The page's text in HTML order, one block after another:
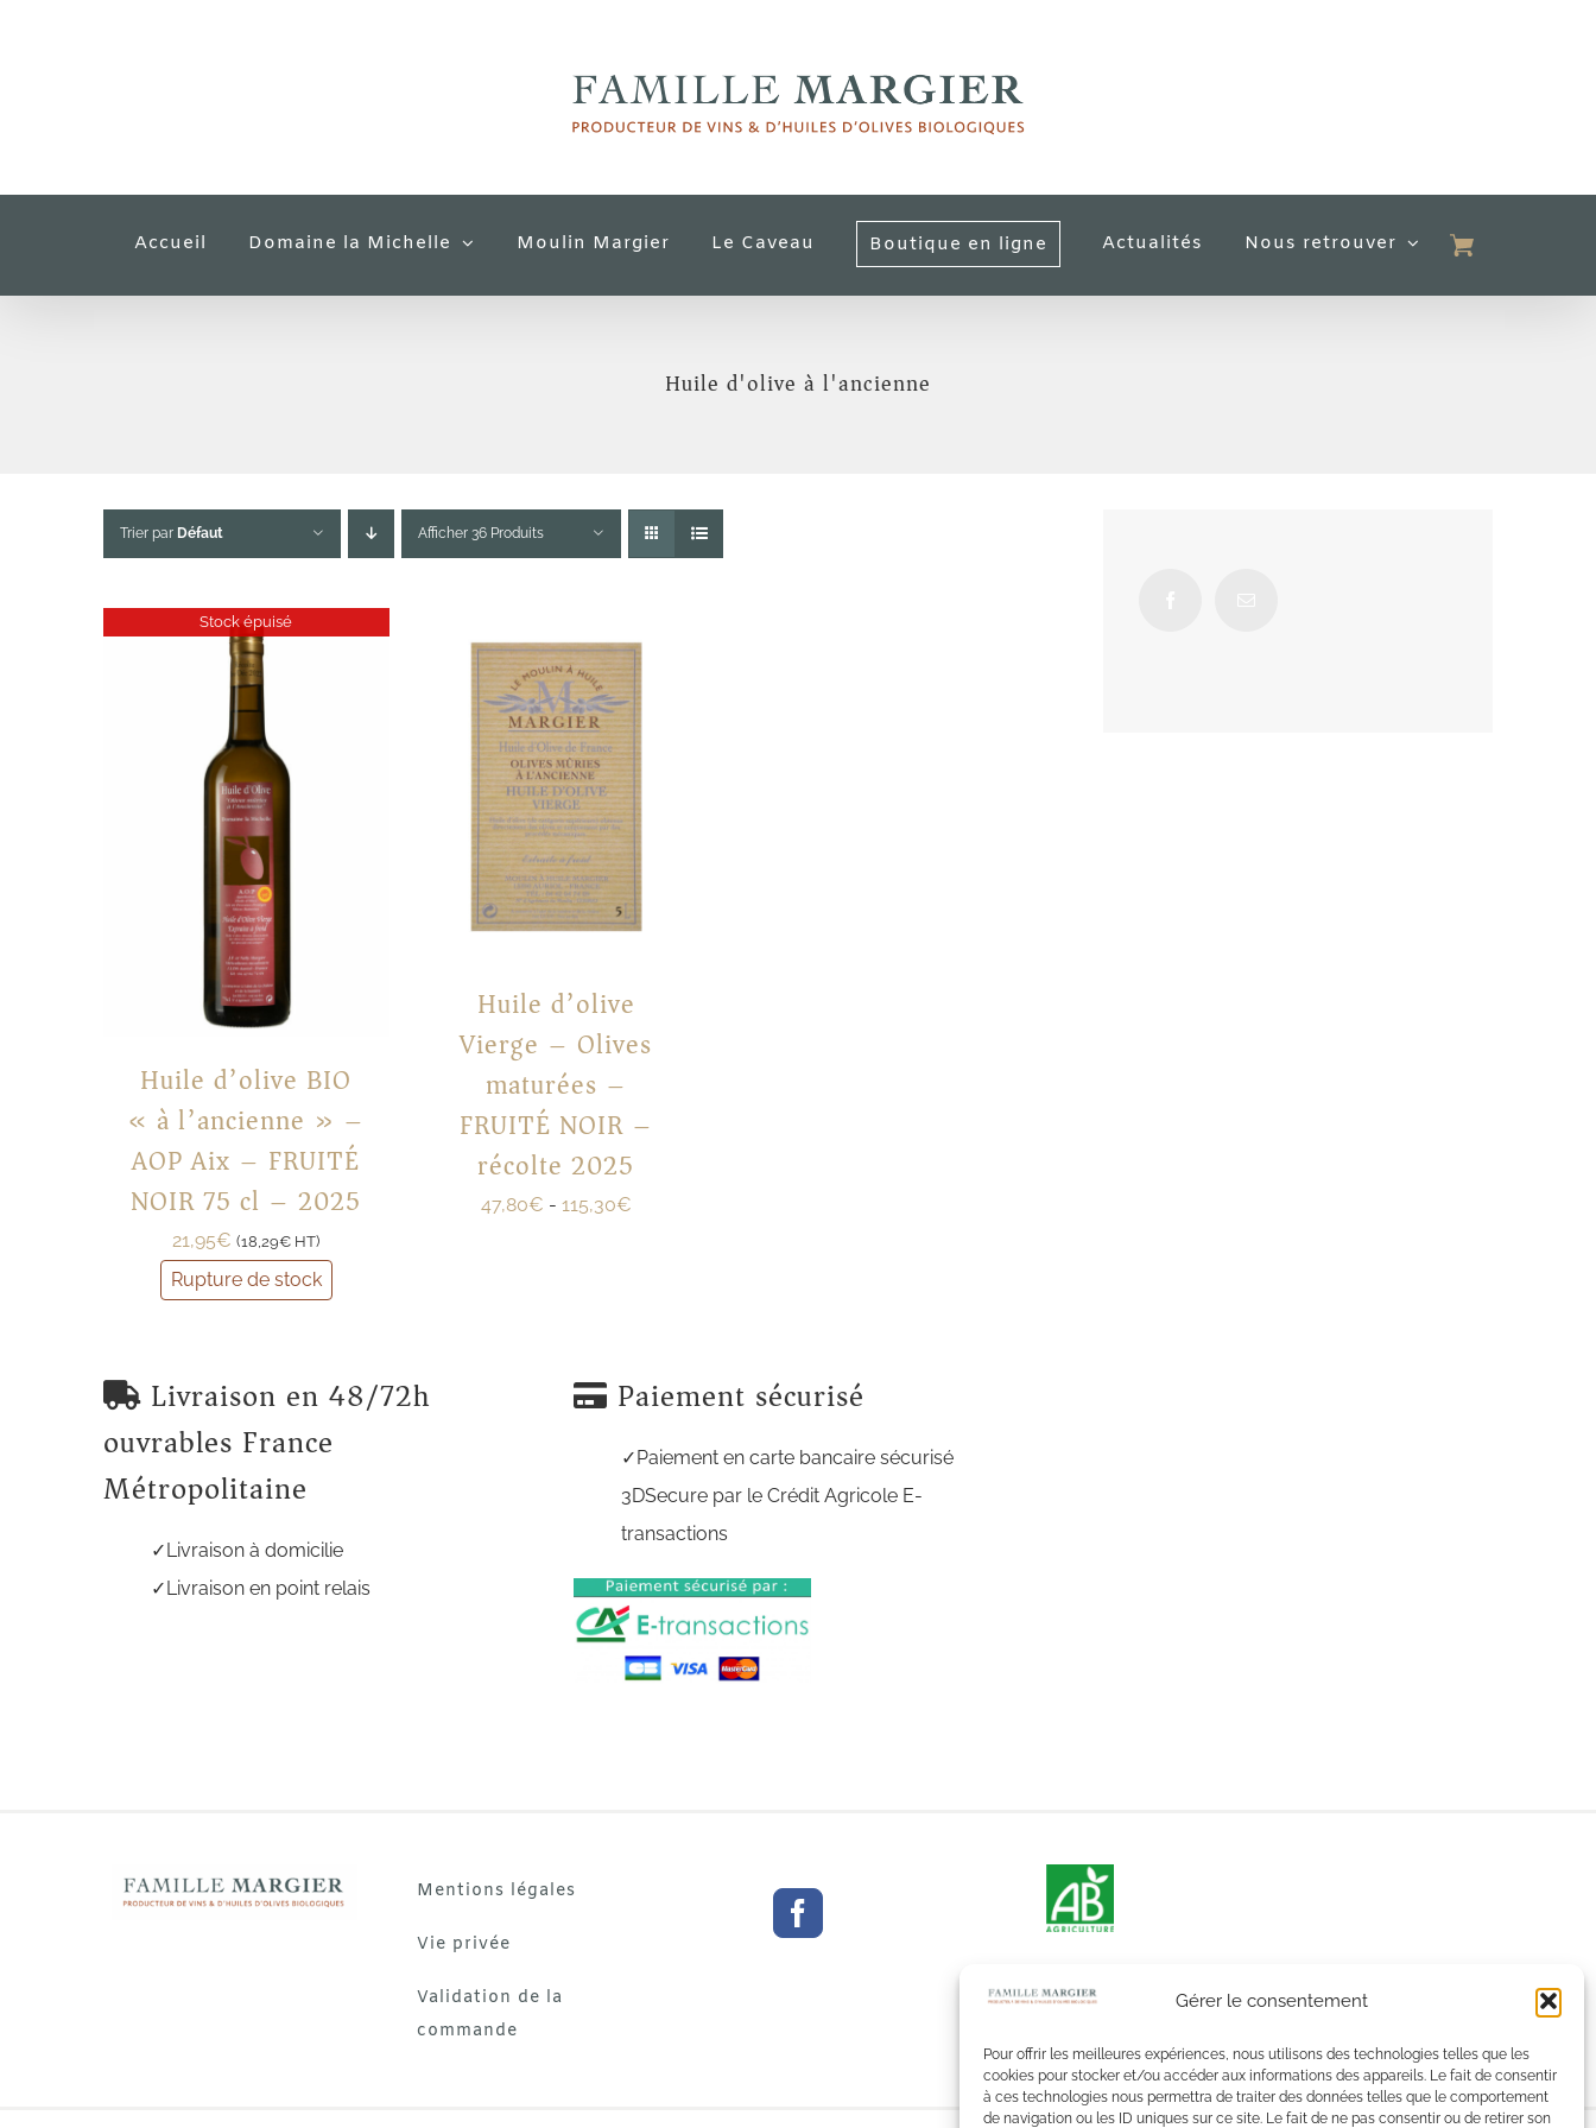
Gérer le consentement
Pour offrir les meilleures expériences, nous utilisons des technologies telles que les
cookies pour stocker et/ou accéder aux informations des appareils. Le fait de consentir
à ces technologies nous permettra de traiter des données telles que le comportement
de navigation ou les ID uniques sur ce site. Le fait de ne pas consentir ou de retirer son
Accueil Domaine la Michelle Moulin Margier Le Caveau Boutique en ligne Actualités Nous retrouver
Huile d'olive à l'ancienne
Trier par Défaut Afficher 36 Produits
Stock épuisé
Huile d’olive BIO
« à l’ancienne » –
AOP Aix – FRUITÉ
NOIR 75 cl – 2025
21,95€ (18,29€ HT)
Rupture de stock
Huile d’olive
Vierge – Olives
maturées –
FRUITÉ NOIR –
récolte 2025
47,80€ - 115,30€
Livraison en 48/72h
ouvrables France
Métropolitaine
Livraison à domicilie
Livraison en point relais
Paiement sécurisé
Paiement en carte bancaire sécurisé
3DSecure par le Crédit Agricole E-
transactions
Mentions légales
Vie privée
Validation de la
commande